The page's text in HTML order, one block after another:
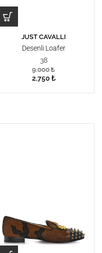
JUST CAVALLI
Desenli Loafer
38
9,000₺
2,750 ₺